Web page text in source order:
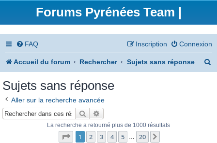
Forums Pyrénées Team |
FAQ Connexion
Inscription
Accueil du forum Rechercher Sujets sans réponse
Sujets sans réponse
Aller sur la recherche avancée
Rechercher
La recherche a retourné plus de 1000 résultats
Page 1sur20
1 2 3 4 5 … 20